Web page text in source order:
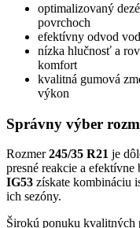
optimalizovaný
povrchoch
efektívny odvod
nízka hlučnosť a
komfort
kvalitná gumová
výkon
Správny výber
Rozmer245/35 R21 je
presné reakcie a
IG53 získate kombináciu
ich sezóny.
Širokú ponuku kvalitných